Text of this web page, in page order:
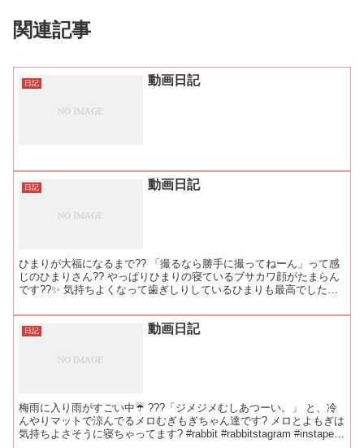
関連記事
日記 動画日記
日記 動画日記
ひまりが大福になるまで?? 「撮るなら勝手に撮ってねーん」って感
じのひまりさん?? やっぱりひまりの寝ているブサカワ顔がたまらん
です??✨ 気持ちよくなって歯ぎしりしているひまりも最高でした
日記 動画日記
梅雨に入り雨がすごい中☔️ ???「ジメジメむしあつーい。」 と、冷
んやりマットで涼んでるメロむぎもぎちゃん達です? メロとよもぎは
気持ちよさそうに寝ちゃってます? #rabbit #rabbitstagram #instapet